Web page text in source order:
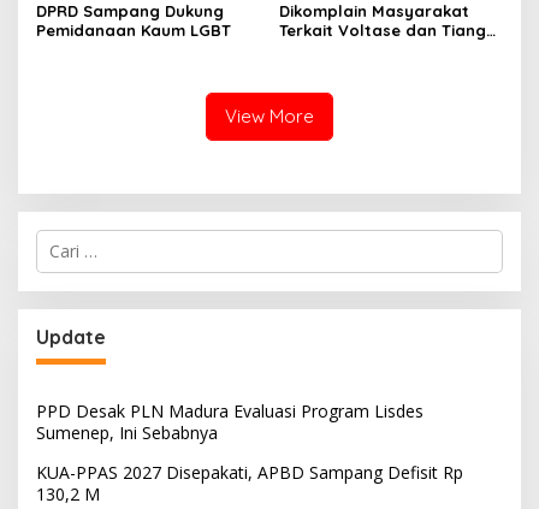
DPRD Sampang Dukung
Pemidanaan Kaum LGBT
Dikomplain Masyarakat
Terkait Voltase dan Tiang
View More
Cari
untuk:
Update
PPD Desak PLN Madura Evaluasi Program Lisdes
Sumenep, Ini Sebabnya
KUA-PPAS 2027 Disepakati, APBD Sampang Defisit Rp
130,2 M